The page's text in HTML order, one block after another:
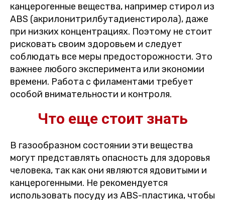
канцерогенные вещества, например стирол из
ABS (акрилонитрилбутадиенстирола), даже
при низких концентрациях. Поэтому не стоит
рисковать своим здоровьем и следует
соблюдать все меры предосторожности. Это
важнее любого эксперимента или экономии
времени. Работа с филаментами требует
особой внимательности и контроля.
Что еще стоит знать
В газообразном состоянии эти вещества
могут представлять опасность для здоровья
человека, так как они являются ядовитыми и
канцерогенными. Не рекомендуется
использовать посуду из ABS-пластика, чтобы